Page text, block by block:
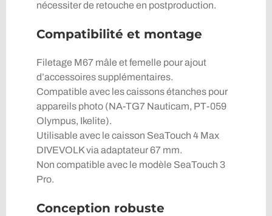
nécessiter de retouche en postproduction.
Compatibilité et montage
Filetage M67 mâle et femelle pour ajout
d’accessoires supplémentaires.
Compatible avec les caissons étanches pour
appareils photo (NA-TG7 Nauticam, PT-059
Olympus, Ikelite).
Utilisable avec le caisson SeaTouch 4 Max
DIVEVOLK via adaptateur 67 mm.
Non compatible avec le modèle SeaTouch 3
Pro.
Conception robuste